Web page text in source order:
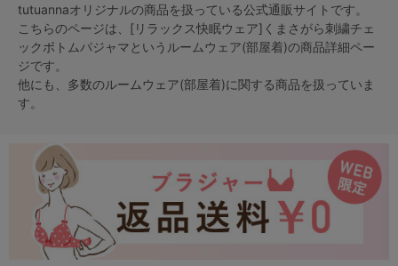
tutuannaオリジナルの商品を扱っている公式通販サイトです。
こちらのページは、[リラックス快眠ウェア]くまさがら刺繍チェ
ックボトムパジャマという ルームウェア(部屋着)の商品詳細ペー
ジです。
他にも、多数のルームウェア(部屋着)に関する商品を扱っていま
す。